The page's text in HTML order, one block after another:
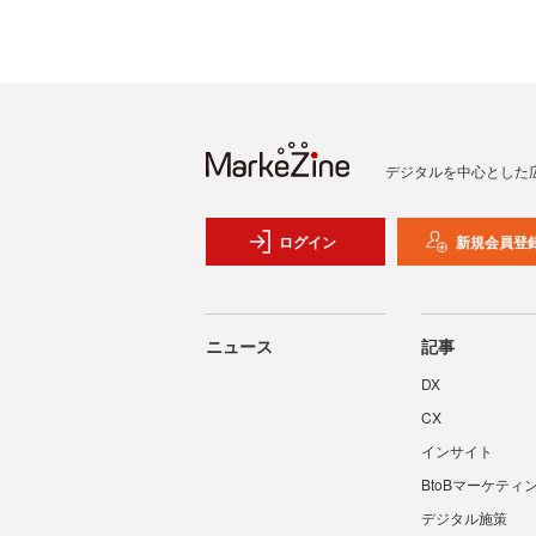
デジタルを中心とした
ログイン 新規会員登
ニュース 記事
DX
CX
インサイト
BtoBマーケティ
デジタル施策